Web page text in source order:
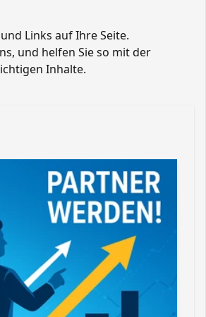
Links auf Ihre Seite.
und helfen Sie so mit der
Inhalte.